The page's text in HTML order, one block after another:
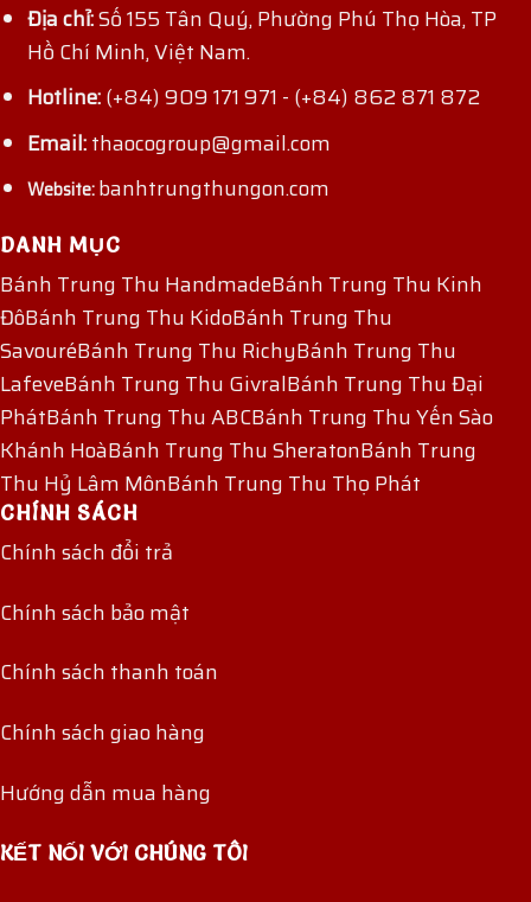
Địa chỉ:Số 155 Tân Quý, Phường Phú Thọ Hòa, TP
Hồ Chí Minh, Việt Nam.
Hotline:(+84) 909 171 971 - (+84) 862 871 872
Email:thaocogroup@gmail.com
Website:banhtrungthungon.com
DANH MỤC
Bánh Trung Thu HandmadeBánh Trung Thu Kinh
ĐôBánh Trung Thu KidoBánh Trung Thu
SavouréBánh Trung Thu RichyBánh Trung Thu
LafeveBánh Trung Thu GivralBánh Trung Thu Đại
PhátBánh Trung Thu ABCBánh Trung Thu Yến Sào
Khánh HoàBánh Trung Thu SheratonBánh Trung
Thu Hỷ Lâm MônBánh Trung Thu Thọ Phát
CHÍNH SÁCH
Chính sách đổi trả
Chính sách bảo mật
Chính sách thanh toán
Chính sách giao hàng
Hướng dẫn mua hàng
KẾT NỐI VỚI CHÚNG TÔI